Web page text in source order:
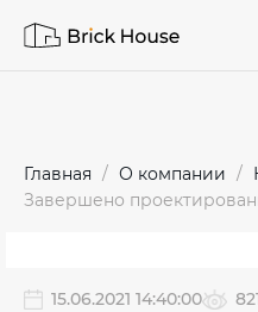
Главная О компании
Завершено
15.06.2021 14:40:00